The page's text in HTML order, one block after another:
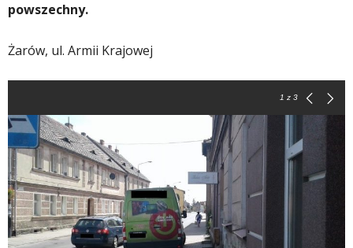
powszechny.
Żarów, ul. Armii Krajowej
1 z 3